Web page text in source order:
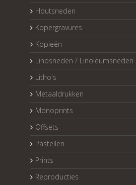
Houtsneden
Kopergravures
Kopieën
Linosneden / Linoleumsneden
Litho's
Metaaldrukken
Monoprints
Offsets
Pastellen
Prints
Reproducties